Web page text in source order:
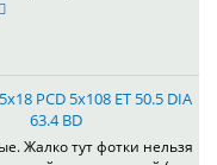
PCD 5x108 ET 50.5 DIA
63.4 BD
Жалко тут фотки нельзя